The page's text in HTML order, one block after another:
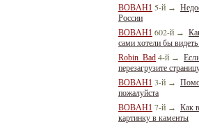
BOBAH1 5-й →
России
BOBAH1 602-й →
сами хотели бы
Robin_Bad 4-й →
перезагрузите
BOBAH1 3-й →
пожалуйста
BOBAH1 7-й → Как
картинку в каменты